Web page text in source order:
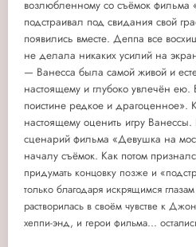
возлюбленному со съёмок фильма
подстраивал под свидания свой
появились вместе. Деппа все
не делала никаких усилий на
— Ванесса была самой живой и
настоящему и глубоко увлечён ею.
поистине редкое и драгоценное».
настоящему оценить игру
сценарий фильма «Девушка на
началу съёмок. Как потом
придумать концовку позже и
только благодаря искрящимся
растворилась в своём чувстве к
хеппи-энд, и герои фильма...